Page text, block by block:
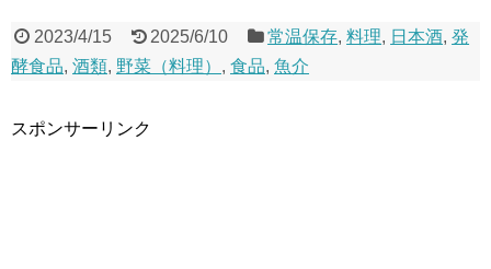
2023/4/15 2025/6/10 常温保存,料理, 日本酒,発
酵食品, 酒類, 野菜（料理） , 食品, 魚介
スポンサーリンク